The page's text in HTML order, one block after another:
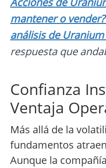
mantener o
análisis de Uranium
respuesta que
Confianza
Ventaja
Más allá de la
fundamentos
Aunque la